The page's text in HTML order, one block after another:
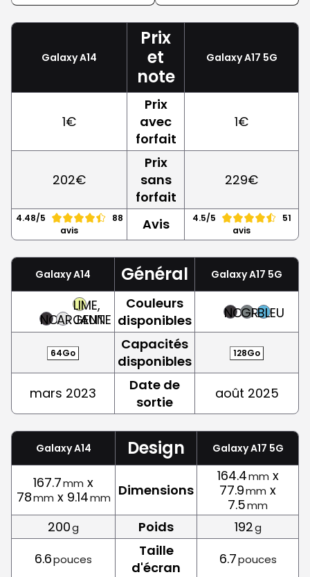
Galaxy A14
Prix
et
note
Galaxy A17 5G
1€
Prix
avec
forfait
1€
202€
Prix
sans
forfait
229€
4.48/5
88
avis
Avis 4.5/5
51
avis
Galaxy A14 Général Galaxy A17 5G
NOIRARGENT
LIME,
JAUNE
Couleurs
disponibles
NOIRGRISBLEU
64Go
Capacités
disponibles
128Go
mars 2023
Date de
sortie
août 2025
Galaxy A14 Design Galaxy A17 5G
167.7mm x
78mm x 9.14mm Dimensions
164.4mm x
77.9mm x
7.5mm
200g Poids 192g
6.6pouces
Taille
d'écran
6.7pouces